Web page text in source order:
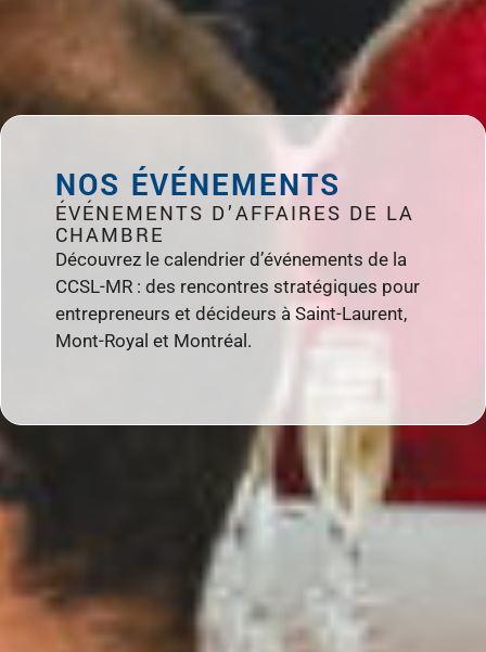
NOS ÉVÉNEMENTS
ÉVÉNEMENTS D’AFFAIRES DE LA
CHAMBRE
Découvrez le calendrier d’événements de la
CCSL-MR : des rencontres stratégiques pour
entrepreneurs et décideurs à Saint-Laurent,
Mont-Royal et Montréal.